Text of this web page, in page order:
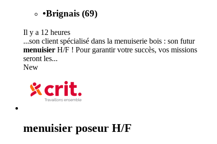
•Brignais (69)
Il y a 12 heures
...son client spécialisé dans la menuiserie bois : son futur
menuisier H/F ! Pour garantir votre succès, vos missions
seront les...
New
menuisier poseur H/F